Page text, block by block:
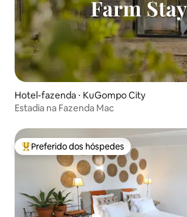
Hotel-fazenda ⋅ KuGompo City
Estadia na Fazenda Mac
Entre os melhores preferidos dos hóspedes
Preferido dos hóspedes